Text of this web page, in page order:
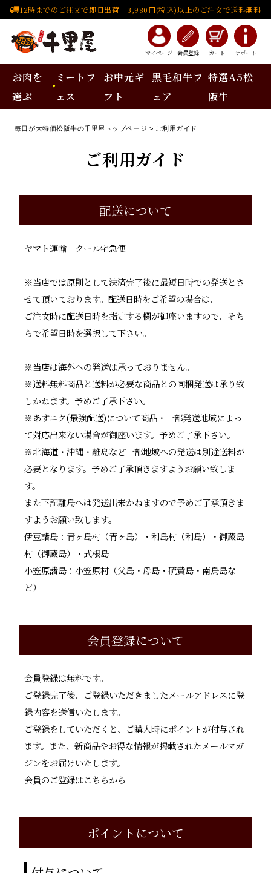
12時までのご注文で即日出荷 3,980円(税込)以上のご注文で送料無料
マイページ 会員登録 カート サポート
お肉を
選ぶ
ミートフ
ェス
お中元ギ
フト
黒毛和牛フ
ェア
特選A5松
阪牛
毎日が大特価松阪牛の千里屋トップページ ご利用ガイド
ご利用ガイド
配送について
ヤマト運輸 クール宅急便
※当店では原則として決済完了後に最短日時での発送とさ
せて頂いております。配送日時をご希望の場合は、
ご注文時に配送日時を指定する欄が御座いますので、そち
らで希望日時を選択して下さい。
※当店は海外への発送は承っておりません。
※送料無料商品と送料が必要な商品との同梱発送は承り致
しかねます。予めご了承下さい。
※あすニク(最強配送)について商品・一部発送地域によっ
て対応出来ない場合が御座います。予めご了承下さい。
※北海道・沖縄・離島など一部地域への発送は別途送料が
必要となります。予めご了承頂きますようお願い致しま
す。
また下記離島へは発送出来かねますので予めご了承頂きま
すようお願い致します。
伊豆諸島：青ヶ島村（青ヶ島）・利島村（利島）・御蔵島
村（御蔵島）・式根島
小笠原諸島：小笠原村（父島・母島・硫黄島・南鳥島な
ど）
会員登録について
会員登録は無料です。
ご登録完了後、ご登録いただきましたメールアドレスに登
録内容を送信いたします。
ご登録をしていただくと、ご購入時にポイントが付与され
ます。また、新商品やお得な情報が掲載されたメールマガ
ジンをお届けいたします。
会員のご登録はこちらから
ポイントについて